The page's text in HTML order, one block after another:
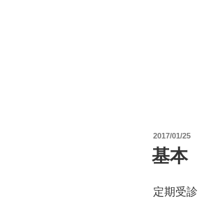
投
稿
日:
2017/01/25
基本
定期受